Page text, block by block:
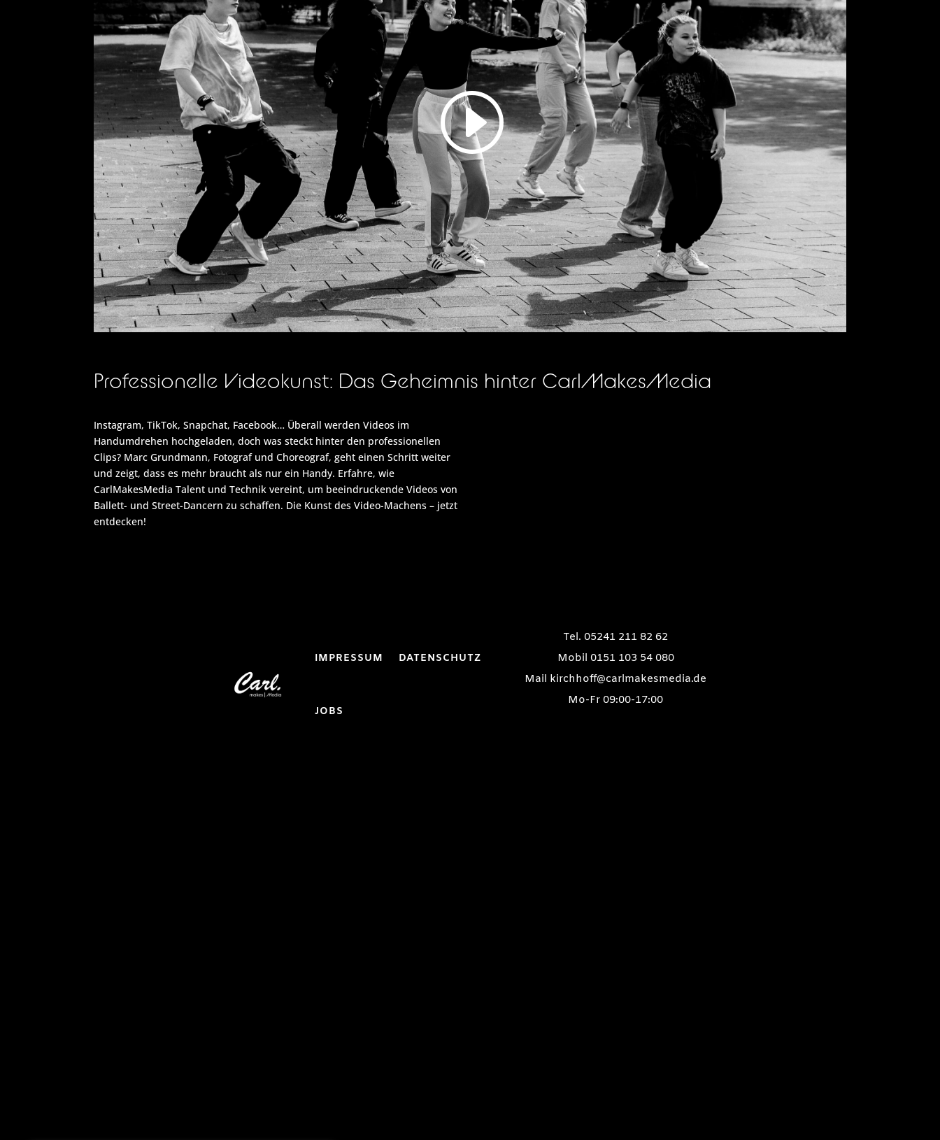
Professionelle Videokunst: Das Geheimnis hinter CarlMakesMedia
Instagram, TikTok, Snapchat, Facebook… Überall werden Videos im
Handumdrehen hochgeladen, doch was steckt hinter den professionellen
Clips? Marc Grundmann, Fotograf und Choreograf, geht einen Schritt weiter
und zeigt, dass es mehr braucht als nur ein Handy. Erfahre, wie
CarlMakesMedia Talent und Technik vereint, um beeindruckende Videos von
Ballett- und Street-Dancern zu schaffen. Die Kunst des Video-Machens – jetzt
entdecken!
IMPRESSUM DATENSCHUTZ
JOBS
Tel. 05241 211 82 62
Mobil 0151 103 54 080
Mail kirchhoff@carlmakesmedia.de
Mo-Fr 09:00-17:00